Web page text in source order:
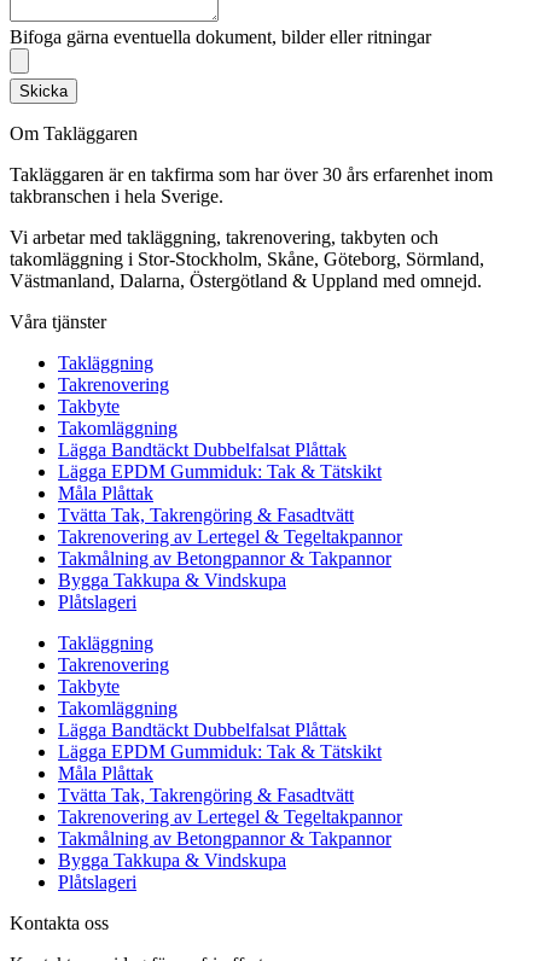
Bifoga gärna eventuella dokument, bilder eller ritningar
Skicka
Om Takläggaren
Takläggaren är en takfirma som har över 30 års erfarenhet inom
takbranschen i hela Sverige.
Vi arbetar med takläggning, takrenovering, takbyten och
takomläggning i Stor-Stockholm, Skåne, Göteborg, Sörmland,
Västmanland, Dalarna, Östergötland & Uppland med omnejd.
Våra tjänster
Takläggning
Takrenovering
Takbyte
Takomläggning
Lägga Bandtäckt Dubbelfalsat Plåttak
Lägga EPDM Gummiduk: Tak & Tätskikt
Måla Plåttak
Tvätta Tak, Takrengöring & Fasadtvätt
Takrenovering av Lertegel & Tegeltakpannor
Takmålning av Betongpannor & Takpannor
Bygga Takkupa & Vindskupa
Plåtslageri
Takläggning
Takrenovering
Takbyte
Takomläggning
Lägga Bandtäckt Dubbelfalsat Plåttak
Lägga EPDM Gummiduk: Tak & Tätskikt
Måla Plåttak
Tvätta Tak, Takrengöring & Fasadtvätt
Takrenovering av Lertegel & Tegeltakpannor
Takmålning av Betongpannor & Takpannor
Bygga Takkupa & Vindskupa
Plåtslageri
Kontakta oss